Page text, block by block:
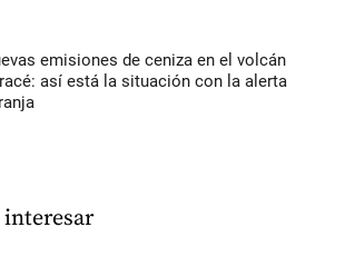
emisiones de ceniza en el volcán
así está la situación con la alerta
interesar